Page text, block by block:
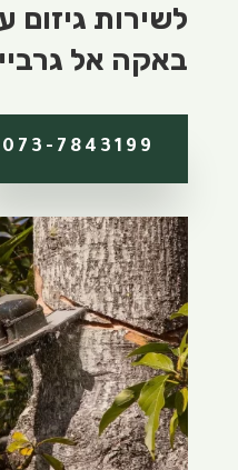
לשירות גיזום
באקה אל
073-7843199